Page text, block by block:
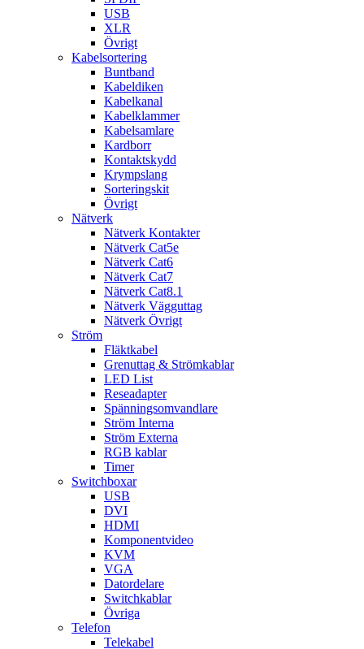
USB
XLR
Övrigt
Kabelsortering
Buntband
Kabeldiken
Kabelkanal
Kabelklammer
Kabelsamlare
Kardborr
Kontaktskydd
Krympslang
Sorteringskit
Övrigt
Nätverk
Nätverk Kontakter
Nätverk Cat5e
Nätverk Cat6
Nätverk Cat7
Nätverk Cat8.1
Nätverk Vägguttag
Nätverk Övrigt
Ström
Fläktkabel
Grenuttag & Strömkablar
LED List
Reseadapter
Spänningsomvandlare
Ström Interna
Ström Externa
RGB kablar
Timer
Switchboxar
USB
DVI
HDMI
Komponentvideo
KVM
VGA
Datordelare
Switchkablar
Övriga
Telefon
Telekabel